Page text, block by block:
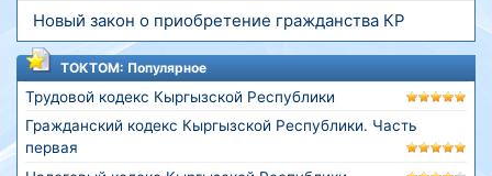
Новый закон о приобретение гражданства КР
ТОКТОМ: Популярное
Трудовой кодекс Кыргызской Республики
Гражданский кодекс Кыргызской Республики. Часть
первая